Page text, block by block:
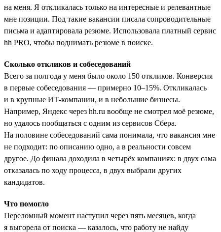
на меня. Я откликалась только на интересные и релевантные
мне позиции. Под такие вакансии писала сопроводительные
письма и адаптировала резюме. Использовала платный сервис
hh PRO, чтобы поднимать резюме в поиске.
Сколько откликов и собеседований
Всего за полгода у меня было около 150 откликов. Конверсия
в первые собеседования — примерно 10–15%. Откликалась
и в крупные ИТ-компании, и в небольшие бизнесы.
Например, Яндекс через hh.ru вообще не смотрел моё резюме,
но удалось пообщаться с одним из сервисов Сбера.
На половине собеседований сама понимала, что вакансия мне
не подходит: по описанию одно, а в реальности совсем
другое. До финала доходила в четырёх компаниях: в двух сама
отказалась по ходу процесса, в двух выбрали других
кандидатов.
Что помогло
Переломный момент наступил через пять месяцев, когда
я выгорела от поиска — казалось, что работу не найду